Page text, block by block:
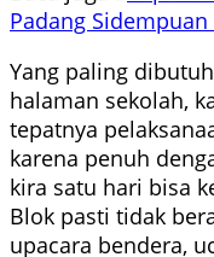
Padang Sidempuan
Yang paling
halaman sekolah,
tepatnya
karena penuh
kira satu hari bisa
Blok pasti tidak
upacara bendera,